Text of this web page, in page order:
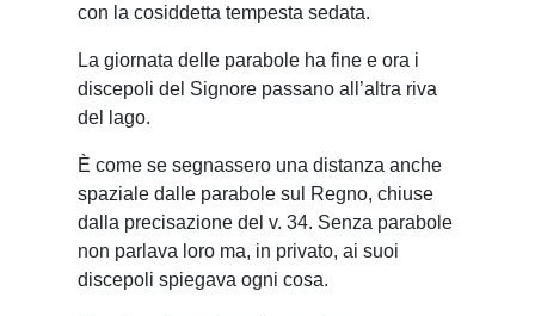
con la cosiddetta tempesta sedata.
La giornata delle parabole ha fine e ora i
discepoli del Signore passano all’altra riva
del lago.
È come se segnassero una distanza anche
spaziale dalle parabole sul Regno, chiuse
dalla precisazione del v. 34. Senza parabole
non parlava loro ma, in privato, ai suoi
discepoli spiegava ogni cosa.